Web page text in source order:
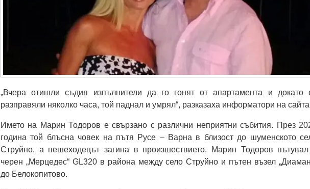
„Вчера отишли съдия изпълнители да го гонят от апартамента и докато
разправяли няколко часа, той паднал и умрял“, разказаха информатори на
Името на Марин Тодоров е свързано с различни неприятни събития. През
година той блъсна човек на пътя Русе – Варна в близост до шуменското
Струйно, а пешеходецът загина в произшествието. Марин Тодоров
черен „Мерцедес“ GL320 в района между село Струйно и пътен възел
до Белокопитово.